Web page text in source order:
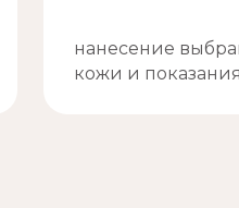
нанесение
кожи и